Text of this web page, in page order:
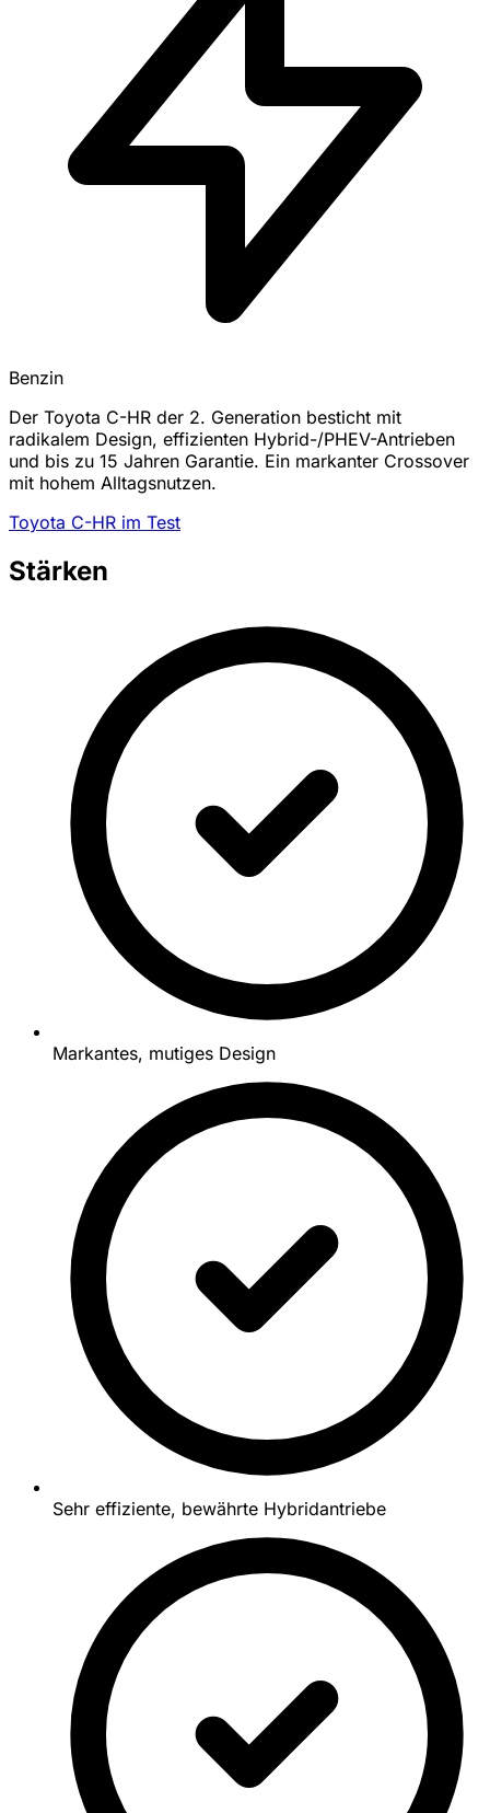
Benzin
Der Toyota C-HR der 2. Generation besticht mit
radikalem Design, effizienten Hybrid-/PHEV-Antrieben
und bis zu 15 Jahren Garantie. Ein markanter Crossover
mit hohem Alltagsnutzen.
Toyota C-HR im Test
Stärken
Markantes, mutiges Design
Sehr effiziente, bewährte Hybridantriebe